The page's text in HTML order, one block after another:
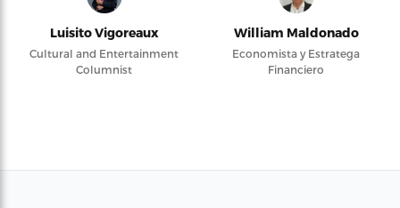
Luisito Vigoreaux
Cultural and Entertainment
Columnist
William Maldonado
Economista y Estratega
Financiero